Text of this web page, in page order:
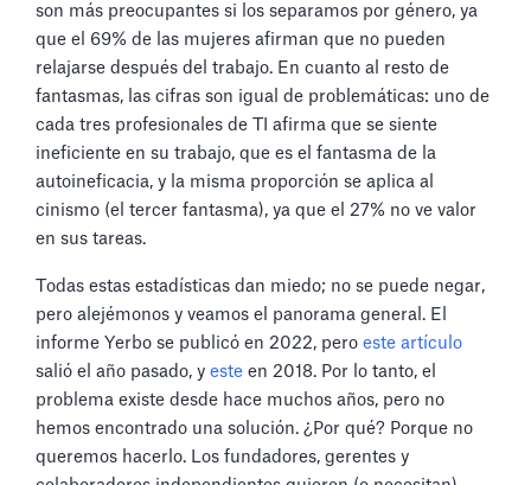
son más preocupantes si los separamos por género, ya
que el 69% de las mujeres afirman que no pueden
relajarse después del trabajo. En cuanto al resto de
fantasmas, las cifras son igual de problemáticas: uno de
cada tres profesionales de TI afirma que se siente
ineficiente en su trabajo, que es el fantasma de la
autoineficacia, y la misma proporción se aplica al
cinismo (el tercer fantasma), ya que el 27% no ve valor
en sus tareas.
Todas estas estadísticas dan miedo; no se puede negar,
pero alejémonos y veamos el panorama general. El
informe Yerbo se publicó en 2022, pero este artículo
salió el año pasado, y este en 2018. Por lo tanto, el
problema existe desde hace muchos años, pero no
hemos encontrado una solución. ¿Por qué? Porque no
queremos hacerlo. Los fundadores, gerentes y